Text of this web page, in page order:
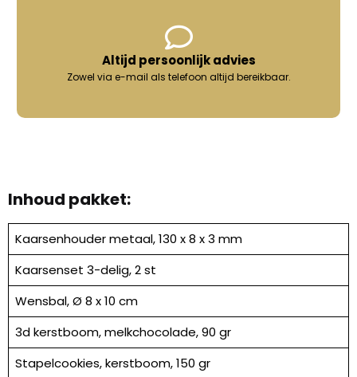
Altijd persoonlijk advies
Zowel via e-mail als telefoon altijd bereikbaar.
Inhoud pakket:
Kaarsenhouder metaal, 130 x 8 x 3 mm
Kaarsenset 3-delig, 2 st
Wensbal, Ø 8 x 10 cm
3d kerstboom, melkchocolade, 90 gr
Stapelcookies, kerstboom, 150 gr